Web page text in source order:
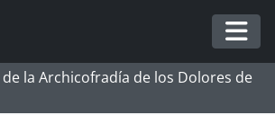
la Archicofradía de los Dolores de